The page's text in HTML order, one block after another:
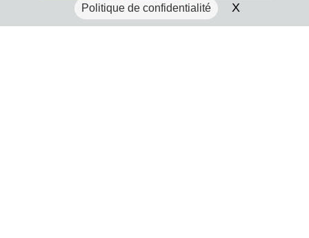
Politique de confidentialité
XMasquer le